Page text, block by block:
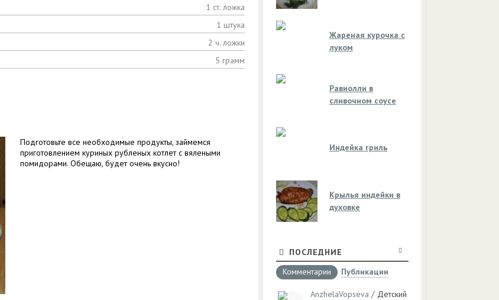
1 ст. ложка
1 штука
2 ч. ложки
5 грамм
Подготовьте все необходимые продукты, займемся
приготовлением куриных рубленых котлет с вялеными
помидорами. Обещаю, будет очень вкусно!
Жареная курочка с
луком
Равиолли в
сливочном соусе
Индейка гриль
Крылья индейки в
духовке
ПОСЛЕДНИЕ
Комментарии
Публикации
AnzhelaVopseva / Детский